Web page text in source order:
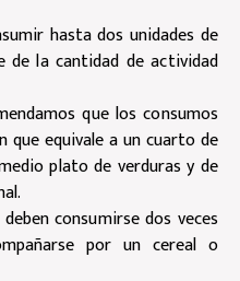
hasta dos unidades de
de la cantidad de actividad
que los consumos
que equivale a un cuarto de
plato de verduras y de
consumirse dos veces
por un cereal o